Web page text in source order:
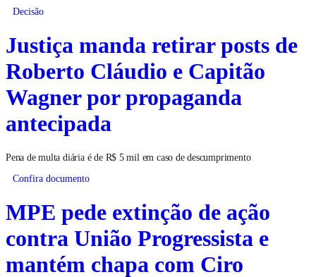
Decisão
Justiça manda retirar posts de
Roberto Cláudio e Capitão
Wagner por propaganda
antecipada
Pena de multa diária é de R$ 5 mil em caso de descumprimento
Confira documento
MPE pede extinção de ação
contra União Progressista e
mantém chapa com Ciro